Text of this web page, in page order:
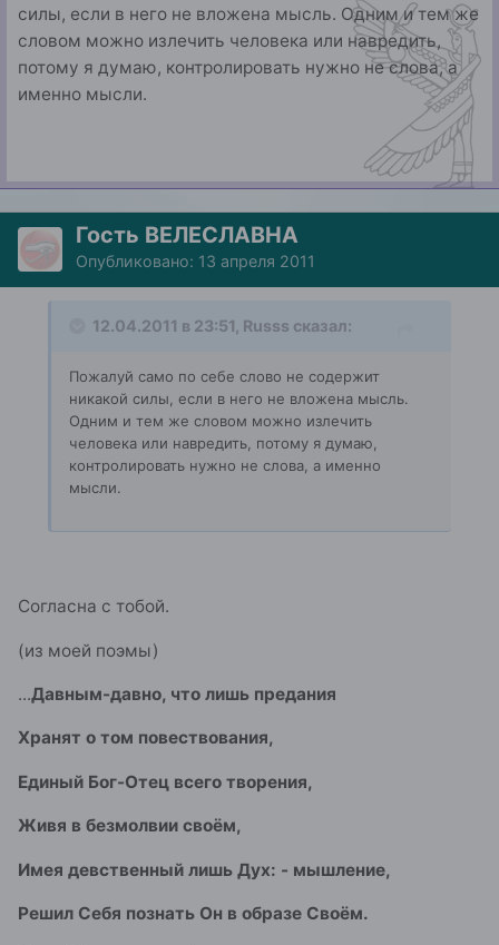
силы, если в него не вложена мысль. Одним и тем же
словом можно излечить человека или навредить,
потому я думаю, контролировать нужно не слова, а
именно мысли.
Гость ВЕЛЕСЛАВНА
Опубликовано: 13 апреля 2011
12.04.2011 в 23:51, Russs сказал:
Пожалуй само по себе слово не содержит
никакой силы, если в него не вложена мысль.
Одним и тем же словом можно излечить
человека или навредить, потому я думаю,
контролировать нужно не слова, а именно
мысли.
Согласна с тобой.
(из моей поэмы)
...Давным-давно, что лишь предания
Хранят о том повествования,
Единый Бог-Отец всего творения,
Живя в безмолвии своём,
Имея девственный лишь Дух: - мышление,
Решил Себя познать Он в образе Своём.